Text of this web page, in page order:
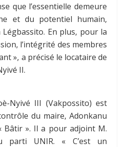
que l’essentielle demeure
et du potentiel humain,
En plus, pour la
l’intégrité des membres
», a précisé le locataire de
II.
Nyivé III (Vakpossito) est
du maire, Adonkanu
Bâtir ». Il a pour adjoint M.
parti UNIR. « C’est un